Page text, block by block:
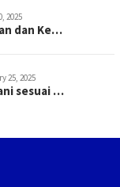
2025
dan Ke…
25, 2025
sesuai …